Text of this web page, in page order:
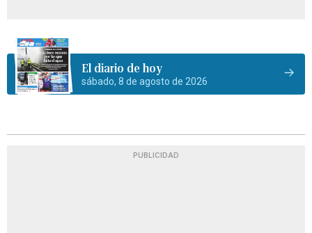
El diario de hoy
sábado, 8 de agosto de 2026
PUBLICIDAD